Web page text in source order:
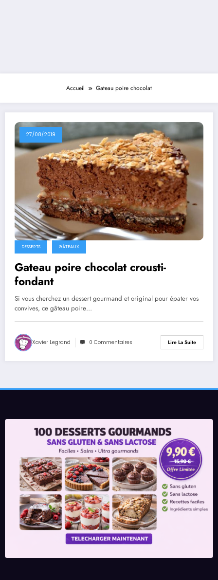
Accueil Gateau poire chocolat
27/08/2019
DESSERTS GÂTEAUX
Gateau poire chocolat crousti-
fondant
Si vous cherchez un dessert gourmand et original pour épater vos
convives, ce gâteau poire…
Xavier Legrand 0 Commentaires Lire La Suite